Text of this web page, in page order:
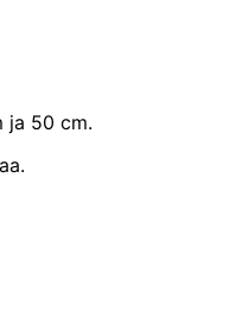
ja 50 cm.